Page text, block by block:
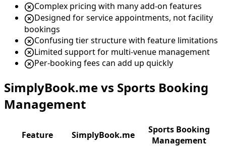
Complex pricing with many add-on features
Designed for service appointments, not facility
bookings
Confusing tier structure with feature limitations
Limited support for multi-venue management
Per-booking fees can add up quickly
SimplyBook.me vs Sports Booking
Management
Feature SimplyBook.me
Sports Booking
Management